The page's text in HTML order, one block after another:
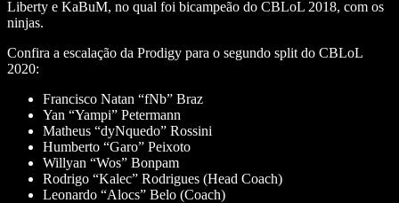
Liberty e KaBuM, no qual foi bicampeão do CBLoL 2018, com os
ninjas.
Confira a escalação da Prodigy para o segundo split do CBLoL
2020:
Francisco Natan “fNb” Braz
Yan “Yampi” Petermann
Matheus “dyNquedo” Rossini
Humberto “Garo” Peixoto
Willyan “Wos” Bonpam
Rodrigo “Kalec” Rodrigues (Head Coach)
Leonardo “Alocs” Belo (Coach)